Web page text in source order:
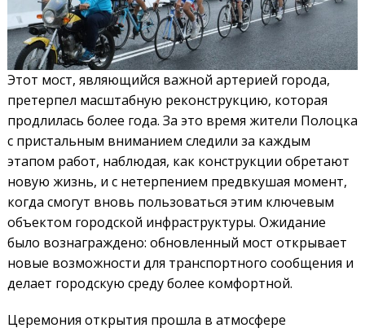
Этот мост, являющийся важной артерией города,
претерпел масштабную реконструкцию, которая
продлилась более года. За это время жители Полоцка
с пристальным вниманием следили за каждым
этапом работ, наблюдая, как конструкции обретают
новую жизнь, и с нетерпением предвкушая момент,
когда смогут вновь пользоваться этим ключевым
объектом городской инфраструктуры. Ожидание
было вознаграждено: обновленный мост открывает
новые возможности для транспортного сообщения и
делает городскую среду более комфортной.
Церемония открытия прошла в атмосфере